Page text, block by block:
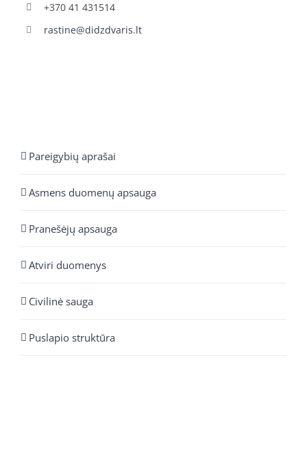
+370 41 431514
rastine@didzdvaris.lt
Pareigybių aprašai
Asmens duomenų apsauga
Pranešėjų apsauga
Atviri duomenys
Civilinė sauga
Puslapio struktūra